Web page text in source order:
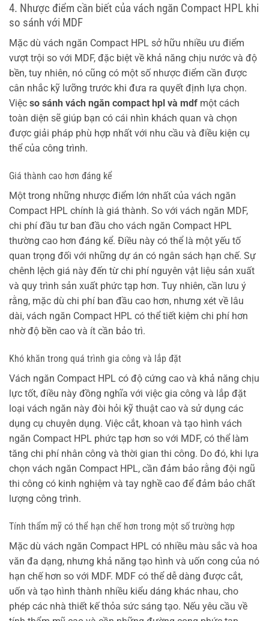
4. Nhược điểm cần biết của vách ngăn Compact HPL khi
so sánh với MDF
Mặc dù vách ngăn Compact HPL sở hữu nhiều ưu điểm
vượt trội so với MDF, đặc biệt về khả năng chịu nước và độ
bền, tuy nhiên, nó cũng có một số nhược điểm cần được
cân nhắc kỹ lưỡng trước khi đưa ra quyết định lựa chọn.
Việc so sánh vách ngăn compact hpl và mdf một cách
toàn diện sẽ giúp bạn có cái nhìn khách quan và chọn
được giải pháp phù hợp nhất với nhu cầu và điều kiện cụ
thể của công trình.
Giá thành cao hơn đáng kể
Một trong những nhược điểm lớn nhất của vách ngăn
Compact HPL chính là giá thành. So với vách ngăn MDF,
chi phí đầu tư ban đầu cho vách ngăn Compact HPL
thường cao hơn đáng kể. Điều này có thể là một yếu tố
quan trọng đối với những dự án có ngân sách hạn chế. Sự
chênh lệch giá này đến từ chi phí nguyên vật liệu sản xuất
và quy trình sản xuất phức tạp hơn. Tuy nhiên, cần lưu ý
rằng, mặc dù chi phí ban đầu cao hơn, nhưng xét về lâu
dài, vách ngăn Compact HPL có thể tiết kiệm chi phí hơn
nhờ độ bền cao và ít cần bảo trì.
Khó khăn trong quá trình gia công và lắp đặt
Vách ngăn Compact HPL có độ cứng cao và khả năng chịu
lực tốt, điều này đồng nghĩa với việc gia công và lắp đặt
loại vách ngăn này đòi hỏi kỹ thuật cao và sử dụng các
dụng cụ chuyên dụng. Việc cắt, khoan và tạo hình vách
ngăn Compact HPL phức tạp hơn so với MDF, có thể làm
tăng chi phí nhân công và thời gian thi công. Do đó, khi lựa
chọn vách ngăn Compact HPL, cần đảm bảo rằng đội ngũ
thi công có kinh nghiệm và tay nghề cao để đảm bảo chất
lượng công trình.
Tính thẩm mỹ có thể hạn chế hơn trong một số trường hợp
Mặc dù vách ngăn Compact HPL có nhiều màu sắc và hoa
văn đa dạng, nhưng khả năng tạo hình và uốn cong của nó
hạn chế hơn so với MDF. MDF có thể dễ dàng được cắt,
uốn và tạo hình thành nhiều kiểu dáng khác nhau, cho
phép các nhà thiết kế thỏa sức sáng tạo. Nếu yêu cầu về